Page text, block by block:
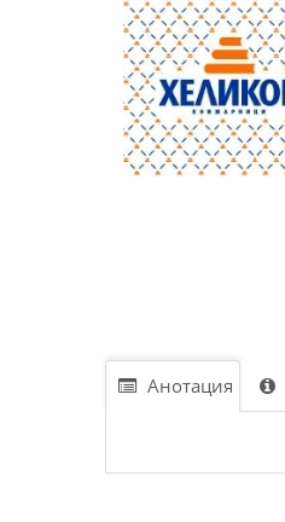
Анотация